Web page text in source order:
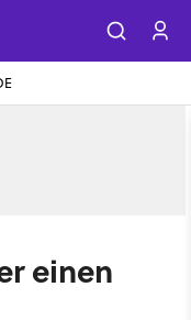
einen